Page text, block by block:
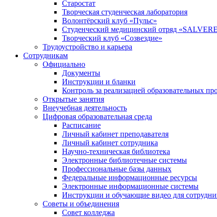
Старостат
Творческая студенческая лаборатория
Волонтёрский клуб «Пульс»
Студенческий медицинский отряд
Творческий клуб «Созвездие»
Трудоустройство и карьера
Сотрудникам
Официально
Документы
Инструкции и бланки
Контроль за реализацией образовательных
Открытые занятия
Внеучебная деятельность
Цифровая образовательная среда
Расписание
Личный кабинет преподавателя
Личный кабинет сотрудника
Научно-техническая библиотека
Электронные библиотечные системы
Профессиональные базы данных
Федеральные информационные ресурсы
Электронные информационные системы
Инструкции и обучающие видео для
Советы и объединения
Совет колледжа